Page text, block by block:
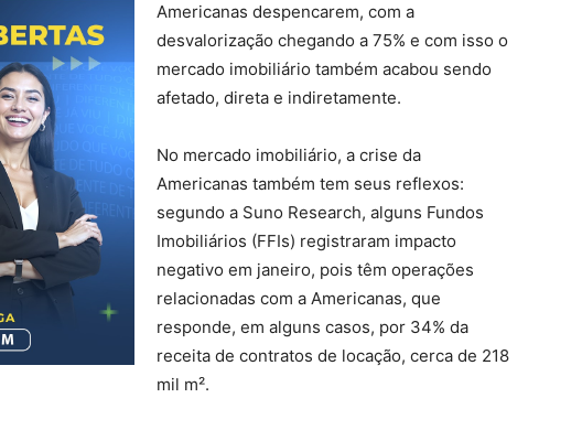
Americanas despencarem, com a
desvalorização chegando a 75% e com isso o
mercado imobiliário também acabou sendo
afetado, direta e indiretamente.
No mercado imobiliário, a crise da
Americanas também tem seus reflexos:
segundo a Suno Research, alguns Fundos
Imobiliários (FFIs) registraram impacto
negativo em janeiro, pois têm operações
relacionadas com a Americanas, que
responde, em alguns casos, por 34% da
receita de contratos de locação, cerca de 218
mil m².